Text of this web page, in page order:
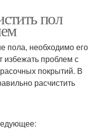
пол
пола, необходимо его
избежать проблем с
покрытий. В
расчистить